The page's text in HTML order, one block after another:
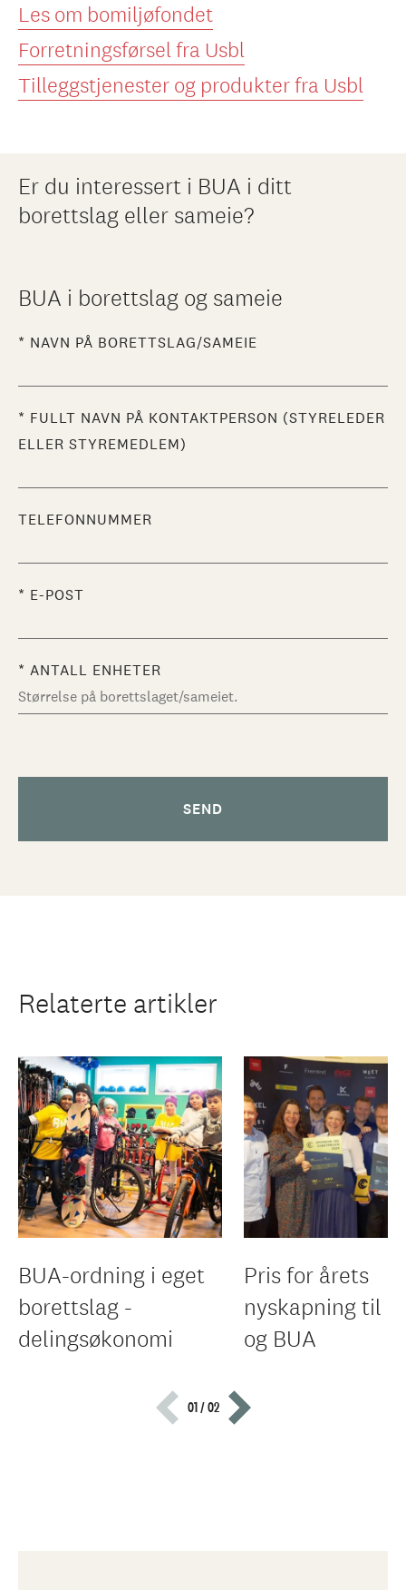
Les om bomiljøfondet
Forretningsførsel fra Usbl
Tilleggstjenester og produkter fra Usbl
Er du interessert i BUA i ditt
borettslag eller sameie?
BUA i borettslag og sameie
NAVN PÅ BORETTSLAG/SAMEIE
FULLT NAVN PÅ KONTAKTPERSON (STYRELEDER
ELLER STYREMEDLEM)
TELEFONNUMMER
E-POST
ANTALL ENHETER
Relaterte artikler
BUA-ordning i eget
borettslag -
delingsøkonomi
Pris for årets
nyskapning til
og BUA
01 / 02